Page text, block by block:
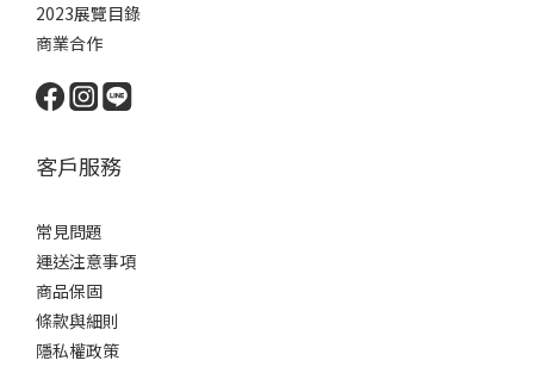
2023展覽目錄
商業合作
客戶服務
常見問題
運送注意事項
商品保固
條款與細則
隱私權政策